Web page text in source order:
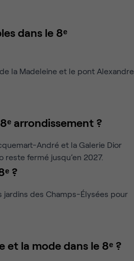
dans le 8ᵉ
la Madeleine et le pont Alexandre
arrondissement ?
André et la Galerie Dior
fermé jusqu’en 2027.
?
jardins des Champs-Élysées pour
et la mode dans le 8ᵉ ?